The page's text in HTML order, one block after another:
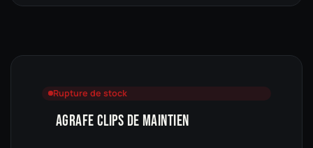
Rupture de stock
AGRAFE CLIPS DE MAINTIEN